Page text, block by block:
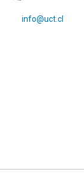
info@uct.cl